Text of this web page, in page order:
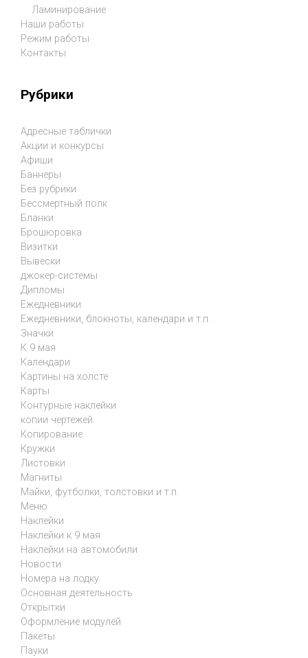
Ламинирование
Наши работы
Режим работы
Контакты
Рубрики
Адресные таблички
Акции и конкурсы
Афиши
Баннеры
Без рубрики
Бессмертный полк
Бланки
Брошюровка
Визитки
Вывески
джокер-системы
Дипломы
Ежедневники
Ежедневники, блокноты, календари и т.п.
Значки
К 9 мая
Календари
Картины на холсте
Карты
Контурные наклейки
копии чертежей
Копирование
Кружки
Листовки
Магниты
Майки, футболки, толстовки и т.п.
Меню
Наклейки
Наклейки к 9 мая
Наклейки на автомобили
Новости
Номера на лодку
Основная деятельность
Открытки
Оформление модулей
Пакеты
Пауки